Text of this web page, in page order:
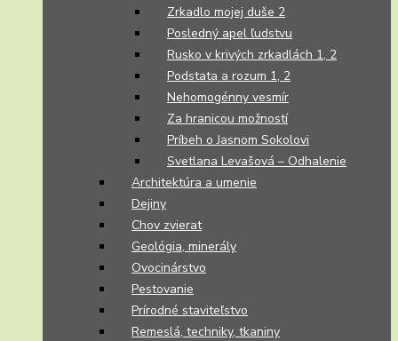
Zrkadlo mojej duše 2
Posledný apel ľudstvu
Rusko v krivých zrkadlách 1, 2
Podstata a rozum 1, 2
Nehomogénny vesmír
Za hranicou možností
Príbeh o Jasnom Sokolovi
Svetlana Levašová – Odhalenie
Architektúra a umenie
Dejiny
Chov zvierat
Geológia, minerály
Ovocinárstvo
Pestovanie
Prírodné staviteľstvo
Remeslá, techniky, tkaniny